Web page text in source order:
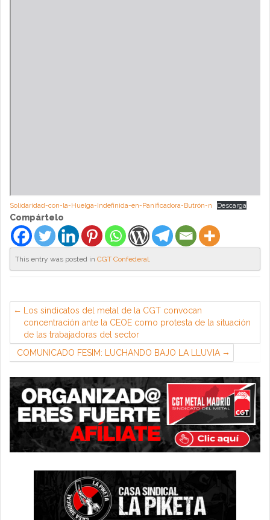
Solidaridad-con-la-Huelga-Indefinida-en-Panificadora-Butrón-n Descarga
Compártelo
This entry was posted in CGT Confederal.
Los sindicatos del metal de la CGT convocan
concentración ante la CEOE como protesta de la situación
de las trabajadoras del sector
COMUNICADO FESIM: LUCHANDO BAJO LA LLUVIA